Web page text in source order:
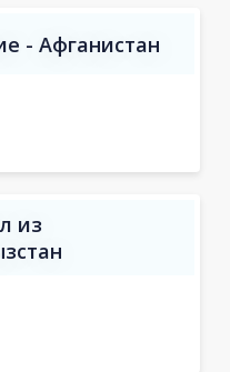
- Афганистан
из